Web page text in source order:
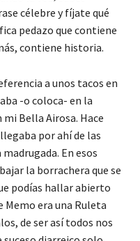
célebre y fíjate qué
pedazo que contiene
contiene historia.
a unos tacos en
-o coloca- en la
mi Bella Airosa. Hace
por ahí de las
En esos
la borrachera que se
podías hallar abierto
Memo era una Ruleta
de ser así todos nos